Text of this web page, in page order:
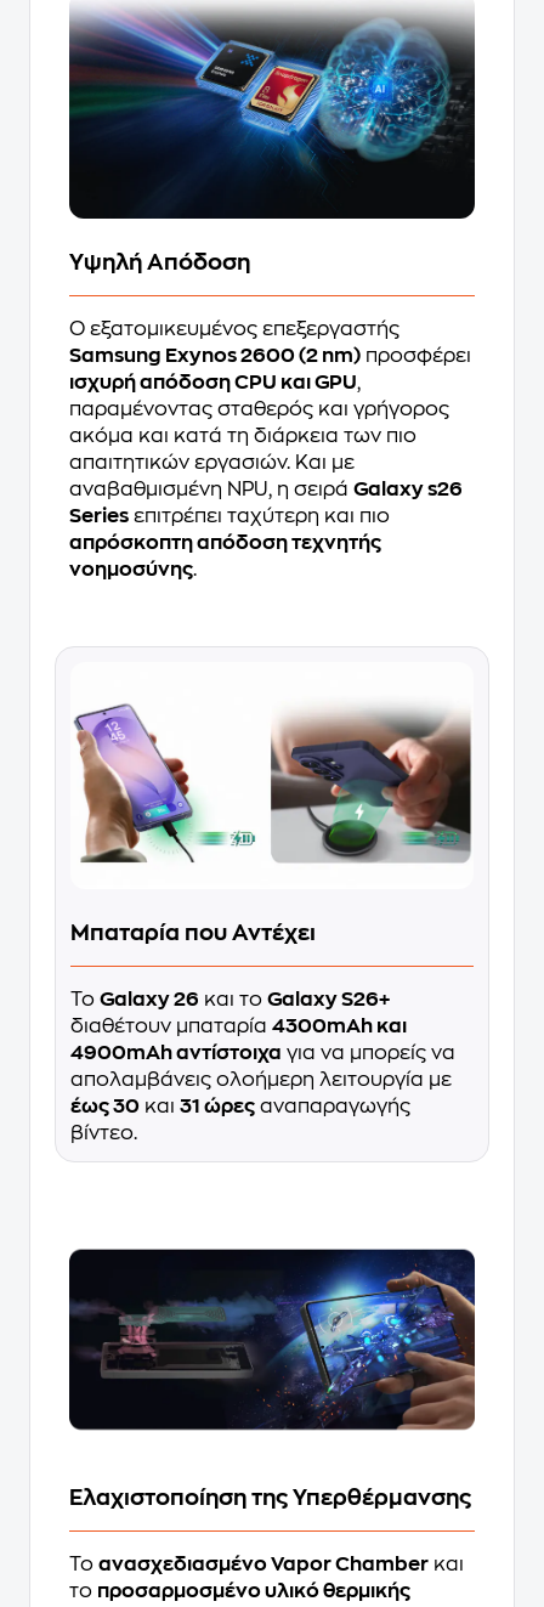
Υψηλή Απόδοση
Ο εξατομικευμένος επεξεργαστής
Samsung Exynos 2600 (2 nm) προσφέρει
ισχυρή απόδοση CPU και GPU,
παραμένοντας σταθερός και γρήγορος
ακόμα και κατά τη διάρκεια των πιο
απαιτητικών εργασιών. Και με
αναβαθμισμένη NPU, η σειρά Galaxy s26
Series επιτρέπει ταχύτερη και πιο
απρόσκοπτη απόδοση τεχνητής
νοημοσύνης.
Μπαταρία που Αντέχει
Το Galaxy 26 και το Galaxy S26+
διαθέτουν μπαταρία 4300mAh και
4900mAh αντίστοιχα για να μπορείς να
απολαμβάνεις ολοήμερη λειτουργία με
έως 30 και 31 ώρες αναπαραγωγής
βίντεο.
Ελαχιστοποίηση της Υπερθέρμανσης
Το ανασχεδιασμένο Vapor Chamber και
το προσαρμοσμένο υλικό θερμικής